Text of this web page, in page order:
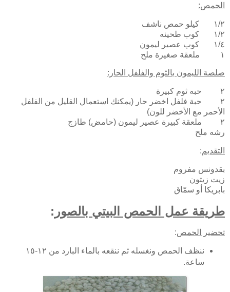
الحمص:
١/٢ كيلو حمص ناشف
١/٢ كوب طحينه
١/٤ كوب عصير ليمون
١ ملعقة صغيرة ملح
صلصة الليمون بالثوم والفلفل الحار:
٢ حبه ثوم كبيرة
٢ حبة فلفل اخضر حار (يمكنك استعمال القليل من الفلفل
الأحمر مع الأخضر للون)
٢ ملعقة كبيرة عصير ليمون (حامض) طازج
رشه ملح
التقديم:
بقدونس مفروم
زيت زيتون
بابريكا أو سمّاق
طريقة عمل الحمص البيتي بالصور :
تحضير الحمص:
ننظف الحمص ونغسله ثم ننقعه بالماء البارد من ١٢-١٥
ساعة.